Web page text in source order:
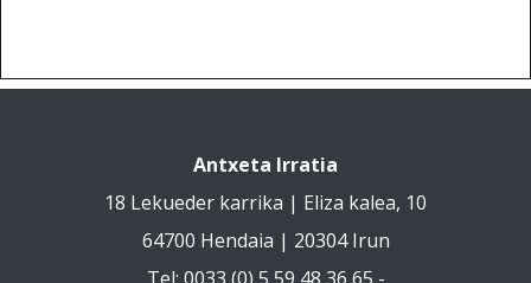
Antxeta Irratia
18 Lekueder karrika | Eliza kalea, 10
64700 Hendaia | 20304 Irun